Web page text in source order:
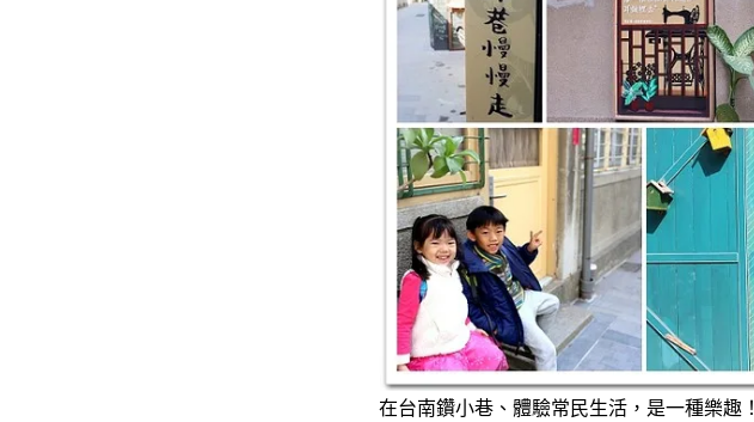
在台南鑽小巷、體驗常民生活，是一種樂趣！